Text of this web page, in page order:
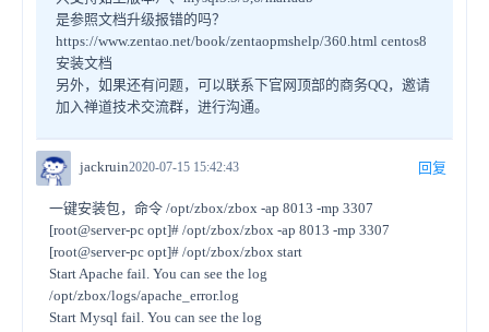
是参照文档升级报错的吗？
https://www.zentao.net/book/zentaopmshelp/360.html centos8
安装文档
另外，如果还有问题，可以联系下官网顶部的商务QQ，邀请
加入禅道技术交流群，进行沟通。
jackruin2020-07-15 15:42:43 回复
一键安装包，命令 /opt/zbox/zbox -ap 8013 -mp 3307
[root@server-pc opt]# /opt/zbox/zbox -ap 8013 -mp 3307
[root@server-pc opt]# /opt/zbox/zbox start
Start Apache fail. You can see the log
/opt/zbox/logs/apache_error.log
Start Mysql fail. You can see the log